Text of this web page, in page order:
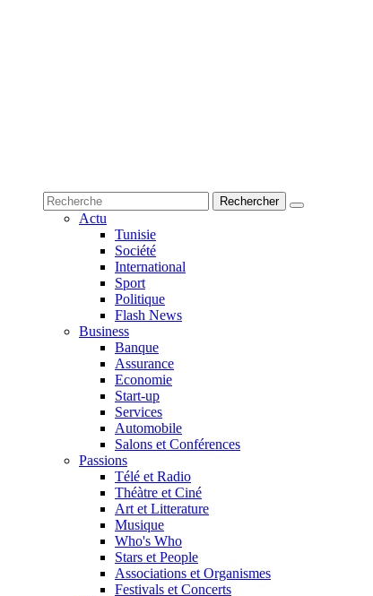
Actu
Tunisie
Société
International
Sport
Politique
Flash News
Business
Banque
Assurance
Economie
Start-up
Services
Automobile
Salons et Conférences
Passions
Télé et Radio
Théàtre et Ciné
Art et Litterature
Musique
Who's Who
Stars et People
Associations et Organismes
Festivals et Concerts